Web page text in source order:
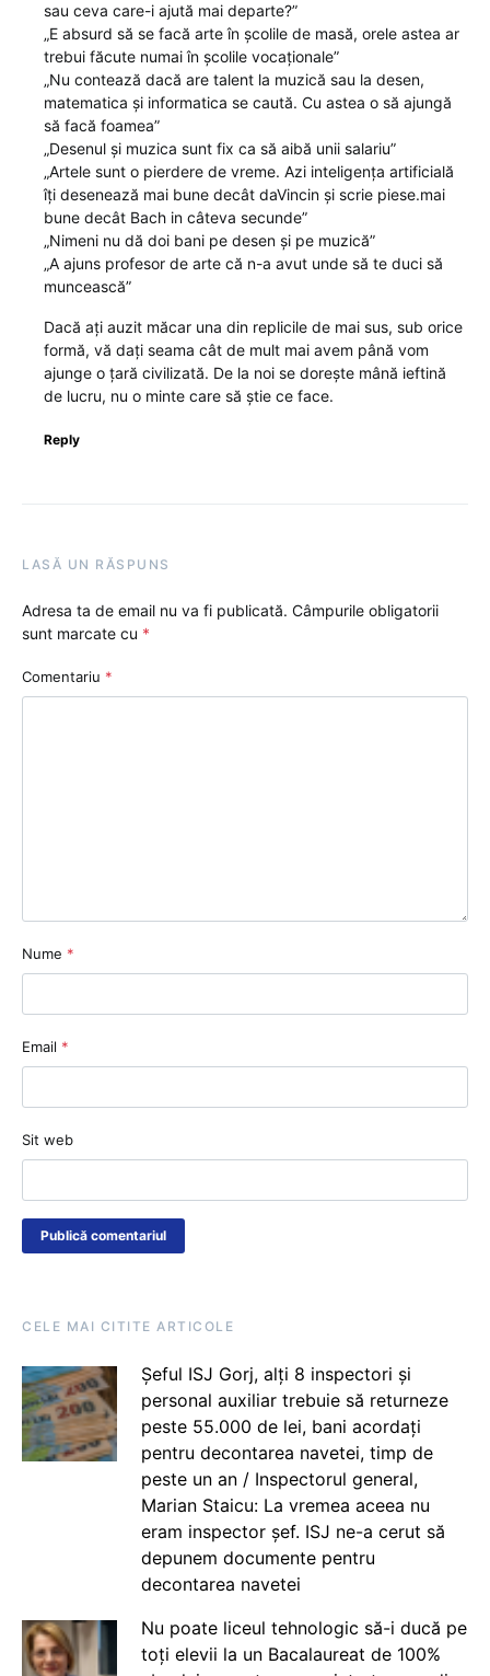
sau ceva care-i ajută mai departe?”
„E absurd să se facă arte în școlile de masă, orele astea ar
trebui făcute numai în școlile vocaționale”
„Nu contează dacă are talent la muzică sau la desen,
matematica și informatica se caută. Cu astea o să ajungă
să facă foamea”
„Desenul și muzica sunt fix ca să aibă unii salariu”
„Artele sunt o pierdere de vreme. Azi inteligența artificială
îți desenează mai bune decât daVincin și scrie piese.mai
bune decât Bach in câteva secunde”
„Nimeni nu dă doi bani pe desen și pe muzică”
„A ajuns profesor de arte că n-a avut unde să te duci să
muncească”
Dacă ați auzit măcar una din replicile de mai sus, sub orice
formă, vă dați seama cât de mult mai avem până vom
ajunge o țară civilizată. De la noi se dorește mână ieftină
de lucru, nu o minte care să știe ce face.
Reply
LASĂ UN RĂSPUNS
Adresa ta de email nu va fi publicată. Câmpurile obligatorii
sunt marcate cu *
Comentariu *
Nume *
Email *
Sit web
CELE MAI CITITE ARTICOLE
Șeful ISJ Gorj, alți 8 inspectori și
personal auxiliar trebuie să returneze
peste 55.000 de lei, bani acordați
pentru decontarea navetei, timp de
peste un an / Inspectorul general,
Marian Staicu: La vremea aceea nu
eram inspector șef. ISJ ne-a cerut să
depunem documente pentru
decontarea navetei
Nu poate liceul tehnologic să-i ducă pe
toți elevii la un Bacalaureat de 100%